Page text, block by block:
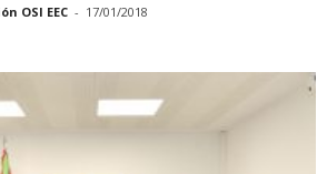
OSI EEC - 17/01/2018